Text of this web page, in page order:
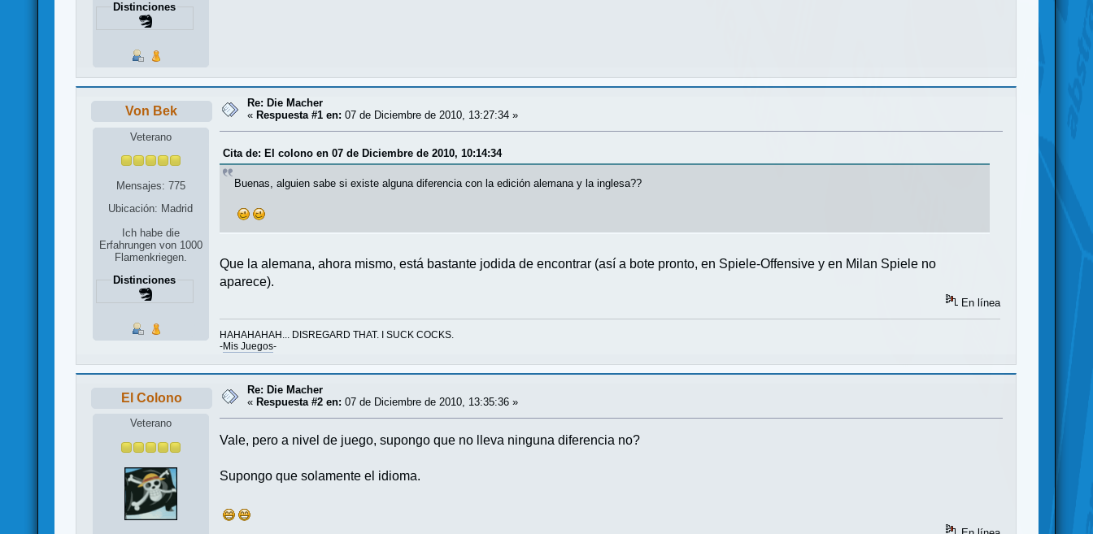
Distinciones
Von Bek
Veterano
Mensajes: 775
Ubicación: Madrid
Ich habe die
Erfahrungen von 1000
Flamenkriegen.
Distinciones
Re: Die Macher
« Respuesta #1 en: 07 de Diciembre de 2010, 13:27:34 »
Cita de: El colono en 07 de Diciembre de 2010, 10:14:34
Buenas, alguien sabe si existe alguna diferencia con la edición alemana y la inglesa??
Que la alemana, ahora mismo, está bastante jodida de encontrar (así a bote pronto, en Spiele-Offensive y en Milan Spiele no
aparece).
En línea
HAHAHAHAH... DISREGARD THAT. I SUCK COCKS.
-Mis Juegos-
El Colono
Veterano
Re: Die Macher
« Respuesta #2 en: 07 de Diciembre de 2010, 13:35:36 »
Vale, pero a nivel de juego, supongo que no lleva ninguna diferencia no?
Supongo que solamente el idioma.